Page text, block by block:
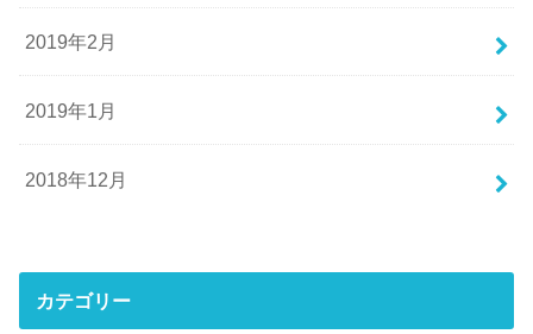
2019年2月
2019年1月
2018年12月
カテゴリー